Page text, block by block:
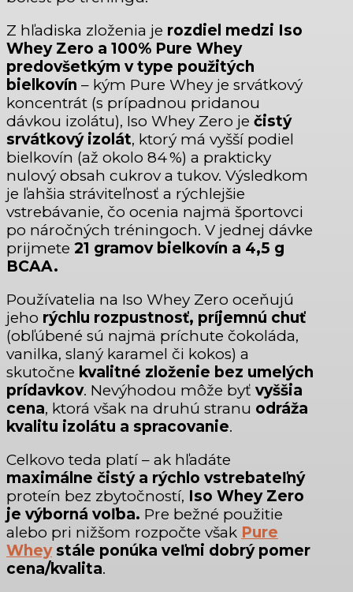
Z hľadiska zloženia je rozdiel medzi Iso
Whey Zero a 100% Pure Whey
predovšetkým v type použitých
bielkovín – kým Pure Whey je srvátkový
koncentrát (s prípadnou pridanou
dávkou izolátu), Iso Whey Zero je čistý
srvátkový izolát, ktorý má vyšší podiel
bielkovín (až okolo 84 %) a prakticky
nulový obsah cukrov a tukov. Výsledkom
je ľahšia stráviteľnosť a rýchlejšie
vstrebávanie, čo ocenia najmä športovci
po náročných tréningoch. V jednej dávke
prijmete 21 gramov bielkovín a 4,5 g
BCAA.
Používatelia na Iso Whey Zero oceňujú
jeho rýchlu rozpustnosť, príjemnú chuť
(obľúbené sú najmä príchute čokoláda,
vanilka, slaný karamel či kokos) a
skutočne kvalitné zloženie bez umelých
prídavkov. Nevýhodou môže byť vyššia
cena, ktorá však na druhú stranu odráža
kvalitu izolátu a spracovanie.
Celkovo teda platí – ak hľadáte
maximálne čistý a rýchlo vstrebateľný
proteín bez zbytočností, Iso Whey Zero
je výborná voľba. Pre bežné použitie
alebo pri nižšom rozpočte však Pure
Wheystále ponúka veľmi dobrý pomer
cena/kvalita.